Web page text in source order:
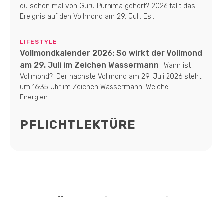
du schon mal von Guru Purnima gehört? 2026 fällt das
Ereignis auf den Vollmond am 29. Juli. Es...
LIFESTYLE
Vollmondkalender 2026: So wirkt der Vollmond
am 29. Juli im Zeichen Wassermann
Wann ist
Vollmond? Der nächste Vollmond am 29. Juli 2026 steht
um 16:35 Uhr im Zeichen Wassermann. Welche
Energien...
PFLICHTLEKTÜRE